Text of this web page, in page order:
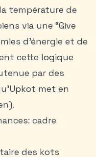
température de
via une “Give
d’énergie et de
cette logique
par des
met en
cadre
des kots